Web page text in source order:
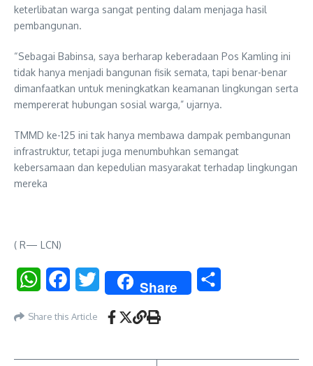
keterlibatan warga sangat penting dalam menjaga hasil
pembangunan.
“Sebagai Babinsa, saya berharap keberadaan Pos Kamling ini
tidak hanya menjadi bangunan fisik semata, tapi benar-benar
dimanfaatkan untuk meningkatkan keamanan lingkungan serta
mempererat hubungan sosial warga,” ujarnya.
TMMD ke-125 ini tak hanya membawa dampak pembangunan
infrastruktur, tetapi juga menumbuhkan semangat
kebersamaan dan kepedulian masyarakat terhadap lingkungan
mereka
( R— LCN)
WhatsAppFacebookTwitter Share
Share this Article